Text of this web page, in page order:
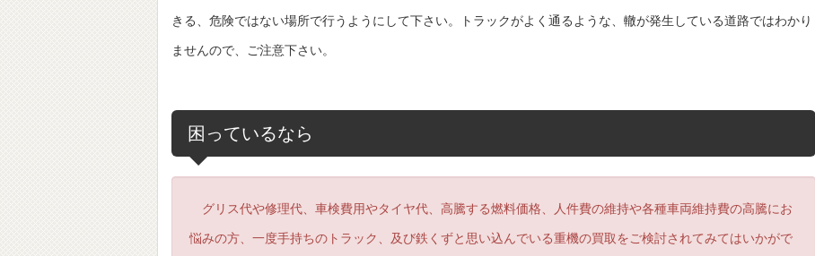
きる、危険ではない場所で行うようにして下さい。トラックがよく通るような、轍が発生している道路ではわかり
ませんので、ご注意下さい。
困っているなら
グリス代や修理代、車検費用やタイヤ代、高騰する燃料価格、人件費の維持や各種車両維持費の高騰にお
悩みの方、一度手持ちのトラック、及び鉄くずと思い込んでいる重機の買取をご検討されてみてはいかがで